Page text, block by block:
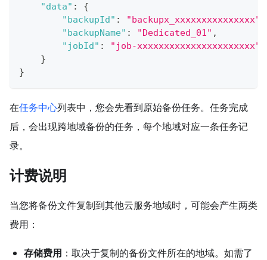
"data" :
{
"backupId" : "backupx_xxxxxxxxxxxxxxx"
"backupName" : "Dedicated_01" ,
"jobId" :
"job-xxxxxxxxxxxxxxxxxxxxxx"
}
}
在任务中心列表中，您会先看到原始备份任务。任务完成
后，会出现跨地域备份的任务，每个地域对应一条任务记
录。
计费说明
当您将备份文件复制到其他云服务地域时，可能会产生两类
费用：
存储费用 ：取决于复制的备份文件所在的地域。如需了